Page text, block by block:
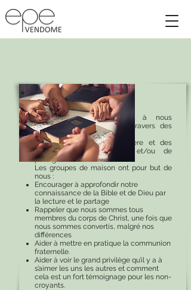
Groupes de maisons
Nous nous encourageons à nous
rencontrer en semaine au travers des
groupes de maison.
Il y a des groupes de prière et des
groupes d'étude biblique et/ou de
partage.
Les groupes de maison ont pour but de
nous :
Encourager à approfondir notre
connaissance de la Bible et de Dieu par
la lecture et le partage
Rappeler que nous sommes tous
membres du corps de Christ, une fois que
nous sommes convertis, malgré nos
différences
Aider à mettre en pratique la communion
fraternelle.
Aider à voir le grand privilège qu’il y a à
s’aimer les uns les autres et comment
cela est un fort témoignage pour les non-
croyants.